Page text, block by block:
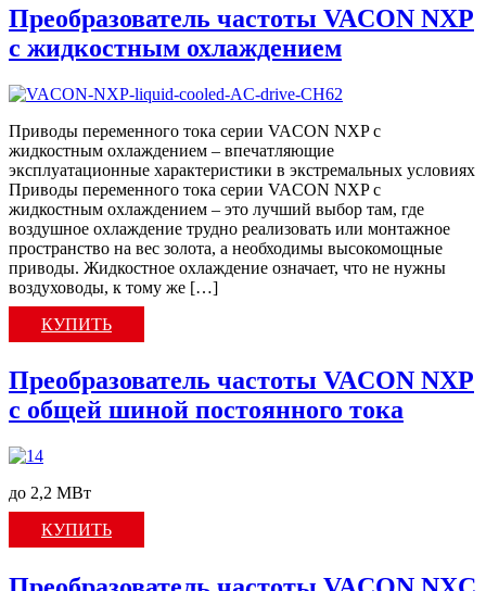
Преобразователь частоты VACON NXP
с жидкостным охлаждением
Приводы переменного тока серии VACON NXP с
жидкостным охлаждением – впечатляющие
эксплуатационные характеристики в экстремальных условиях
Приводы переменного тока серии VACON NXP с
жидкостным охлаждением – это лучший выбор там, где
воздушное охлаждение трудно реализовать или монтажное
пространство на вес золота, а необходимы высокомощные
приводы. Жидкостное охлаждение означает, что не нужны
воздуховоды, к тому же […]
КУПИТЬ
Преобразователь частоты VACON NXP
с общей шиной постоянного тока
до 2,2 МВт
КУПИТЬ